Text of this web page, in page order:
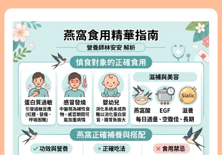
平衡，這時便需要適當的食補來補充元氣。中醫觀點
主張「滋陰潤肺」，而燕窩因其性平味甘，能夠溫和
地滋潤肺部，舒緩因氣候變化引起的不適。 1.2. 什麼
樣的人群最需要透過燕窩潤肺？ 除了長年乾咳的老年
人外，長期吸菸者、經常處於空汙環境的人以及工作
壓力大的上班族，都適合考慮使用燕窩來養生。此
外，久病虛損或體質虛弱者，也能透過燕窩來補中益
氣，提升整體的防禦力。 2. 日常如何正確燕窩養
肺？掌握長期食補的黃金
│燕窩煮法電鍋教學│科學解析「低溫慢燉」：如何
完美鎖住唾液酸與膠原蛋白？ 隱藏/顯示內容目錄 內
容目錄 : 顯示/隱藏 1. 乾燕窩怎麼煮法？從泡發到挑
毛的基礎三部曲 1.1. 煮燕窩第一步：選擇正確的水質
與泡發時間 1.2. 煮燕窩第二步：耐心挑毛是口感的關
鍵 2. 燕窩煮多久？解析各類品種的電鍋燉煮時間表
2.1. 各類燕窩品種電鍋燉煮建議時間 2.2. 電鍋外鍋水
量與內鍋比例建議 3. 燕窩怎麼煮才好吃？掌握 3 個
專家私房秘訣 3.1. 隔水文火慢燉 3.2. 燉煮時加蓋 3.3.
最後才加糖 4. 經典冰糖燕窩煮法：最佳下糖時機與
比例 4.1. 冰糖燕窩煮法做法步驟 5. 馬來西亞燕盞高
與
珍
貴
麼
人
不
窩？
養